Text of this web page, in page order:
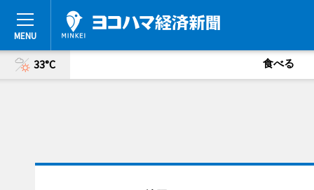
33°C 食べる